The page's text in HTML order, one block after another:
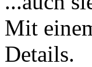
Mit
Details.